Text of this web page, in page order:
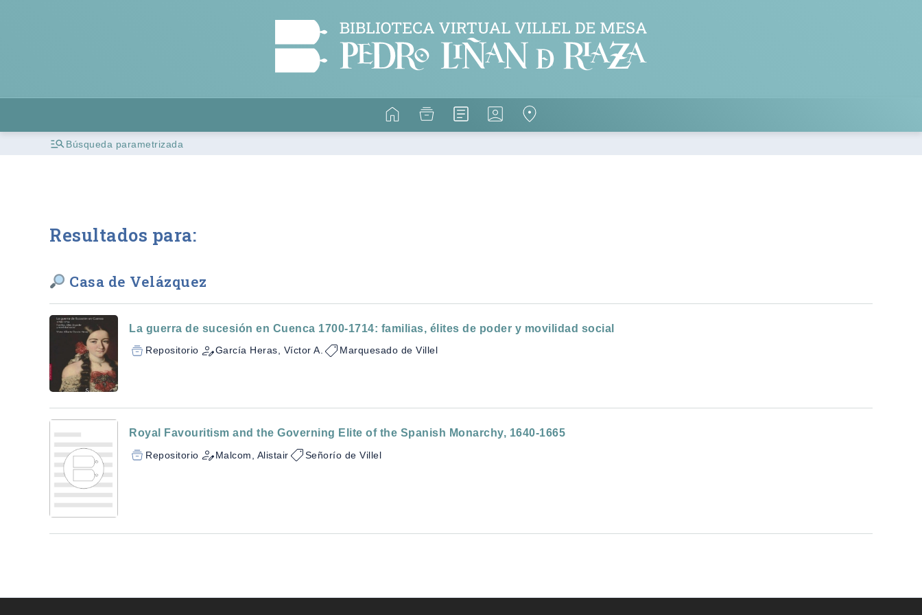
Búsqueda parametrizada
Resultados para:
Casa de Velázquez
La guerra de sucesión en Cuenca 1700-1714: familias, élites de poder y movilidad social
Repositorio García Heras, Víctor A. Marquesado de Villel
Royal Favouritism and the Governing Elite of the Spanish Monarchy, 1640-1665
Repositorio Malcom, Alistair Señorío de Villel